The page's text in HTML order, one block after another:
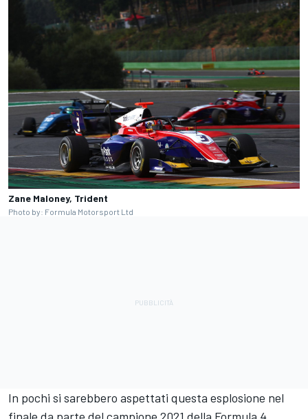
Zane Maloney, Trident
Photo by: Formula Motorsport Ltd
In pochi si sarebbero aspettati questa esplosione nel